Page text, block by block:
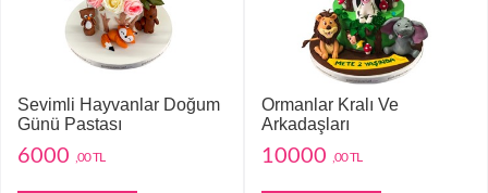
Sevimli Hayvanlar Doğum
Günü Pastası
6000 ,00 TL
Ormanlar Kralı Ve
Arkadaşları
10000 ,00 TL